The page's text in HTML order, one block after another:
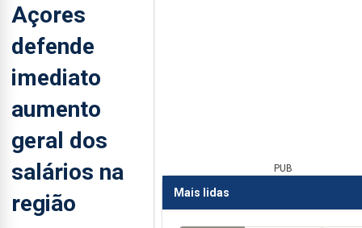
Açores
defende
imediato
aumento
geral dos
salários na
região
PUB
Mais lidas